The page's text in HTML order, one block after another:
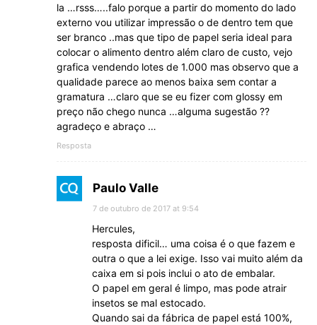
la …rsss…..falo porque a partir do momento do lado
externo vou utilizar impressão o de dentro tem que
ser branco ..mas que tipo de papel seria ideal para
colocar o alimento dentro além claro de custo, vejo
grafica vendendo lotes de 1.000 mas observo que a
qualidade parece ao menos baixa sem contar a
gramatura …claro que se eu fizer com glossy em
preço não chego nunca …alguma sugestão ??
agradeço e abraço …
Resposta
Paulo Valle
7 de outubro de 2017 at 9:54
Hercules,
resposta dificil… uma coisa é o que fazem e
outra o que a lei exige. Isso vai muito além da
caixa em si pois inclui o ato de embalar.
O papel em geral é limpo, mas pode atrair
insetos se mal estocado.
Quando sai da fábrica de papel está 100%,